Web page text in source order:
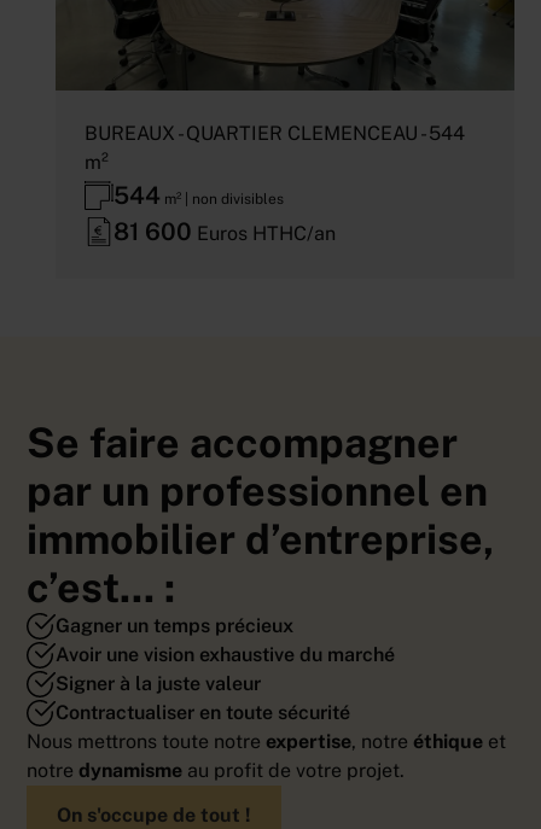
BUREAUX - QUARTIER CLEMENCEAU - 544
m²
544 m² | non divisibles
81 600 Euros HTHC/an
Se faire accompagner
par un professionnel en
immobilier d’entreprise,
c’est... :
Gagner un temps précieux
Avoir une vision exhaustive du marché
Signer à la juste valeur
Contractualiser en toute sécurité
Nous mettrons toute notre expertise, notre éthique et
notre dynamisme au profit de votre projet.
On s'occupe de tout !